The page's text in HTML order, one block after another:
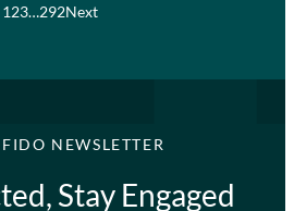
123…292Next
NEWSLETTER
Stay Engaged